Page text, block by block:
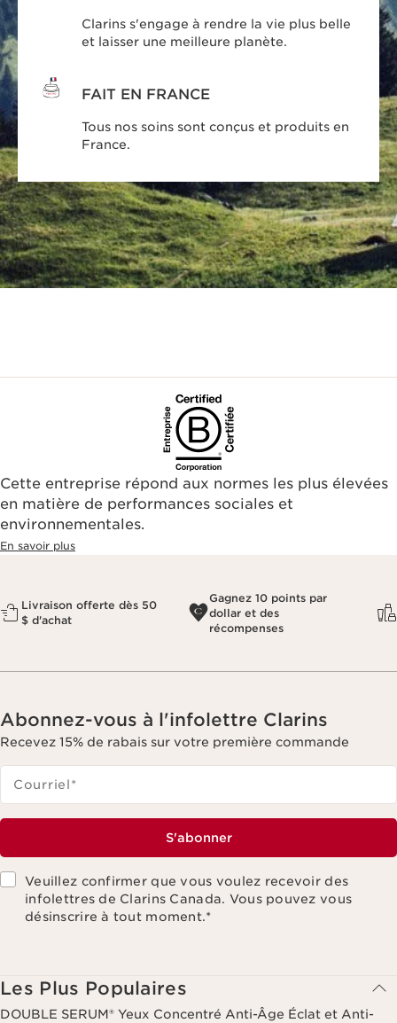
Clarins s'engage à rendre la vie plus belle
et laisser une meilleure planète.
FAIT EN FRANCE
Tous nos soins sont conçus et produits en
France.
Cette entreprise répond aux normes les plus élevées
en matière de performances sociales et
environnementales.​
En savoir plus
Livraison offerte dès 50
$ d'achat
Gagnez 10 points par
dollar et des
récompenses
Abonnez-vous à l'infolettre Clarins
Recevez 15% de rabais sur votre première commande
Courriel*
S'abonner
Veuillez confirmer que vous voulez recevoir des
infolettres de Clarins Canada. Vous pouvez vous
désinscrire à tout moment.*
Les Plus Populaires
DOUBLE SERUM® Yeux Concentré Anti-Âge Éclat et Anti-